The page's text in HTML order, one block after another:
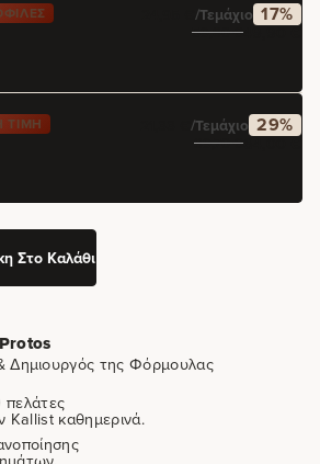
€/τεμάχιο 17%
59,80€49,90€
ΤΙΜΉ €/τεμάχιο 29%
89,70€64,00€
Στο Καλάθι
Δημιουργός της Φόρμουλας
Kallist καθημερινά.